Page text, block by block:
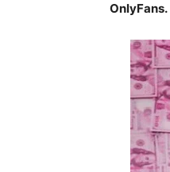
OnlyFans.